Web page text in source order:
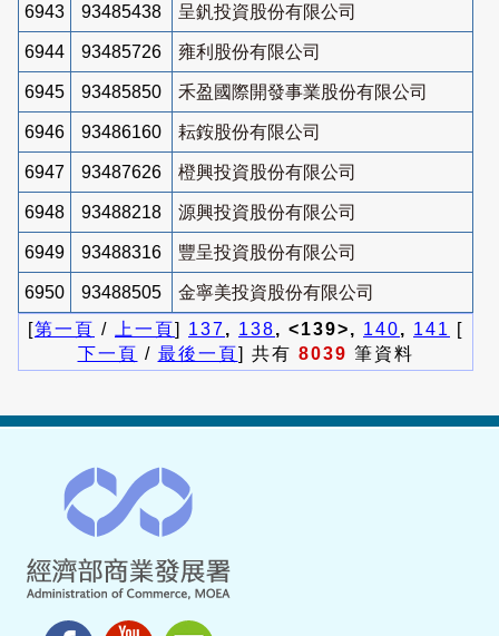
6943 93485438 呈釩投資股份有限公司
6944 93485726 雍利股份有限公司
6945 93485850 禾盈國際開發事業股份有限公司
6946 93486160 耘銨股份有限公司
6947 93487626 橙興投資股份有限公司
6948 93488218 源興投資股份有限公司
6949 93488316 豐呈投資股份有限公司
6950 93488505
金寧美投資股份有限公司
[第一頁 / 上一頁] 137, 138, <139>, 140, 141
[
下一頁 / 最後一頁] 共有 8039 筆資料